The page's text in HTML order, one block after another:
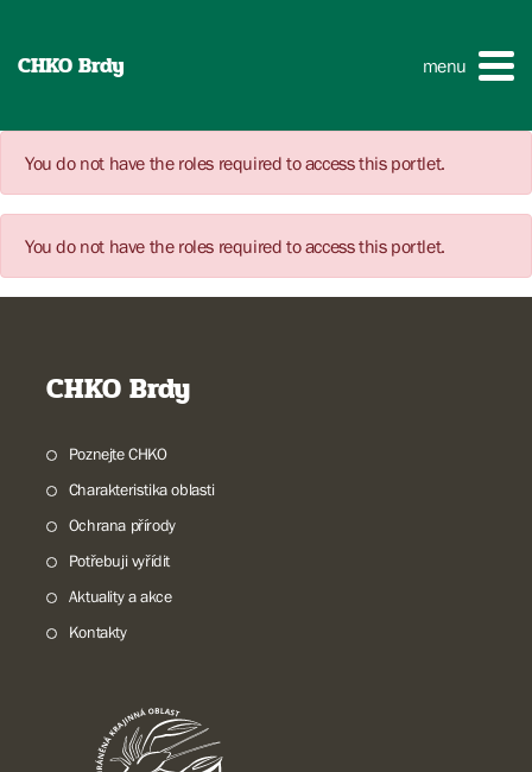
CHKO Brdy menu
You do not have the roles required to access this portlet.
You do not have the roles required to access this portlet.
CHKO Brdy
Poznejte CHKO
Charakteristika oblasti
Ochrana přírody
Potřebuji vyřídit
Aktuality a akce
Kontakty